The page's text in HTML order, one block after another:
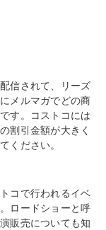
信されて、リーズ
メルマガでどの商
す。コストコには
割引金額が大きく
ください。
コで行われるイベ
ロードショーと呼
販売についても知